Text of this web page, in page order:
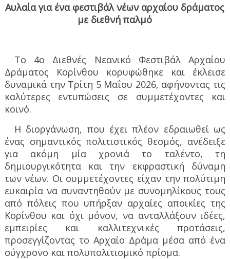
Αυλαία για ένα φεστιβάλ νέων αρχαίου δράματος
με διεθνή παλμό
Το 4ο Διεθνές Νεανικό Φεστιβάλ Αρχαίου
Δράματος Κορίνθου κορυφώθηκε και έκλεισε
δυναμικά την Τρίτη 5 Μαΐου 2026, αφήνοντας τις
καλύτερες εντυπώσεις σε συμμετέχοντες και
κοινό.
Η διοργάνωση, που έχει πλέον εδραιωθεί ως
ένας σημαντικός πολιτιστικός θεσμός, ανέδειξε
για ακόμη μία χρονιά το ταλέντο, τη
δημιουργικότητα και την εκφραστική δύναμη
των νέων. Οι συμμετέχοντες είχαν την πολύτιμη
ευκαιρία να συναντηθούν με συνομηλίκους τους
από πόλεις που υπήρξαν αρχαίες αποικίες της
Κορίνθου και όχι μόνον, να ανταλλάξουν ιδέες,
εμπειρίες και καλλιτεχνικές προτάσεις,
προσεγγίζοντας το Αρχαίο Δράμα μέσα από ένα
σύγχρονο και πολυπολιτισμικό πρίσμα.